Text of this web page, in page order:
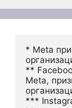
* Meta
**
Meta,
***